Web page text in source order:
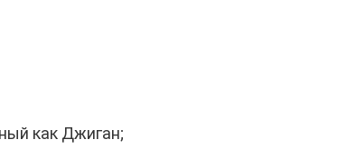
как Джиган;